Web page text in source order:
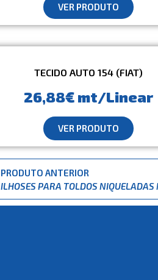
VER PRODUTO
TECIDO AUTO 154 (FIAT)
26,88€ mt/Linear
VER PRODUTO
PRODUTO ANTERIOR
ILHOSES PARA TOLDOS